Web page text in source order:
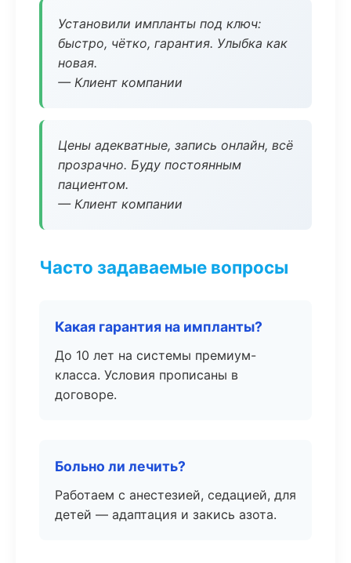
Установили импланты под ключ:
быстро, чётко, гарантия. Улыбка как
новая.
— Клиент компании
Цены адекватные, запись онлайн, всё
прозрачно. Буду постоянным
пациентом.
— Клиент компании
Часто задаваемые вопросы
Какая гарантия на импланты?
До 10 лет на системы премиум-
класса. Условия прописаны в
договоре.
Больно ли лечить?
Работаем с анестезией, седацией, для
детей — адаптация и закись азота.